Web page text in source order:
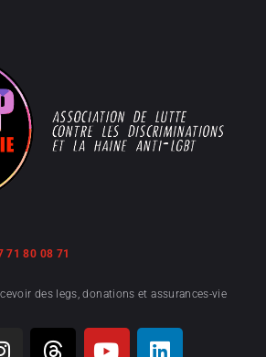
71 80 08 71
des legs, donations et assurances-vie